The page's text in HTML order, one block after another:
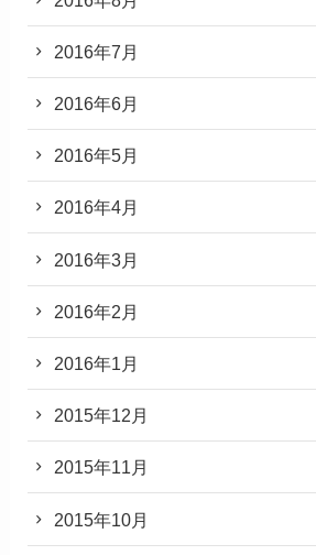
2016年7月
2016年6月
2016年5月
2016年4月
2016年3月
2016年2月
2016年1月
2015年12月
2015年11月
2015年10月